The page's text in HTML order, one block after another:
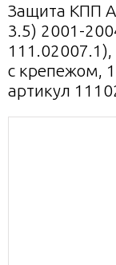
Защита КПП
3.5) 2001-
с крепежом,
артикул